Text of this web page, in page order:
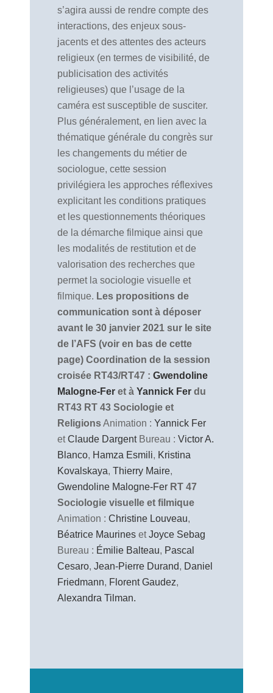
s’agira aussi de rendre compte des
interactions, des enjeux sous-
jacents et des attentes des acteurs
religieux (en termes de visibilité, de
publicisation des activités
religieuses) que l’usage de la
caméra est susceptible de susciter.
Plus généralement, en lien avec la
thématique générale du congrès sur
les changements du métier de
sociologue, cette session
privilégiera les approches réflexives
explicitant les conditions pratiques
et les questionnements théoriques
de la démarche filmique ainsi que
les modalités de restitution et de
valorisation des recherches que
permet la sociologie visuelle et
filmique. Les propositions de
communication sont à déposer
avant le 30 janvier 2021 sur le site
de l’AFS (voir en bas de cette
page) Coordination de la session
croisée RT43/RT47 : Gwendoline
Malogne-Fer et à Yannick Fer du
RT43 RT 43 Sociologie et
ReligionsAnimation : Yannick Fer
etClaude DargentBureau : Victor A.
Blanco, Hamza Esmili, Kristina
Kovalskaya, Thierry Maire,
Gwendoline Malogne-Fer RT 47
Sociologie visuelle et filmique
Animation : Christine Louveau,
Béatrice Maurines etJoyce Sebag
Bureau : Émilie Balteau, Pascal
Cesaro, Jean-Pierre Durand, Daniel
Friedmann, Florent Gaudez,
Alexandra Tilman.